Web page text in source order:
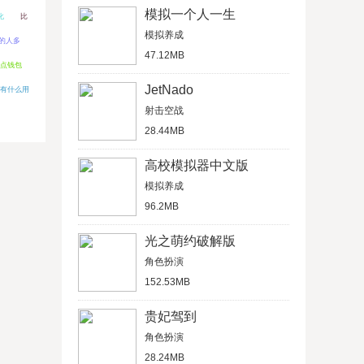
比
人多
钱包
什么用
模拟一个人一生
模拟养成
47.12MB
JetNado
射击空战
28.44MB
高校模拟器中文版
模拟养成
96.2MB
光之萌约破解版
角色扮演
152.53MB
贵妃驾到
角色扮演
28.24MB